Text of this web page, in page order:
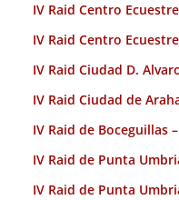
IV Raid Centro
IV Raid Centro
IV Raid Ciudad D.
IV Raid Ciudad de
IV Raid de Boceguillas
IV Raid de Punta
IV Raid de Punta